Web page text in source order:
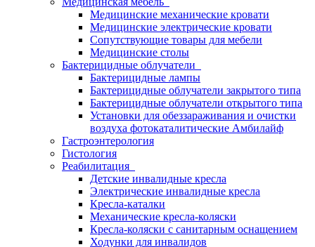
Медицинские механические кровати
Медицинские электрические кровати
Сопутствующие товары для мебели
Медицинские столы
Бактерицидные облучатели
Бактерицидные лампы
Бактерицидные облучатели закрытого типа
Бактерицидные облучатели открытого типа
Установки для обеззараживания и очистки
воздуха фотокаталитические Амбилайф
Гастроэнтерология
Гистология
Реабилитация
Детские инвалидные кресла
Электрические инвалидные кресла
Кресла-каталки
Механические кресла-коляски
Кресла-коляски с санитарным оснащением
Ходунки для инвалидов